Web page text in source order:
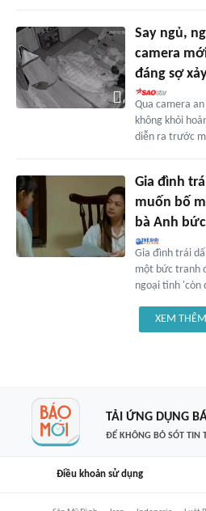
Say ngủ,
camera
đáng sợ
Qua camera
không khỏi
diễn ra trước
Gia đình
muốn bố
bà Anh
Gia đình trái
một bức tranh
ngoại tình 'còn
XEM THÊM
TẢI ỨNG DỤNG
ĐỂ KHÔNG BỎ SÓT TIN
Điều khoản sử dụng